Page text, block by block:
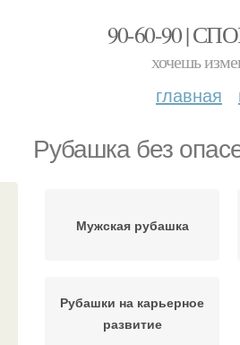
90-60-90 |
хочешь
главная
Рубашка без
Мужская рубашка
Рубашки на карьерное
развитие